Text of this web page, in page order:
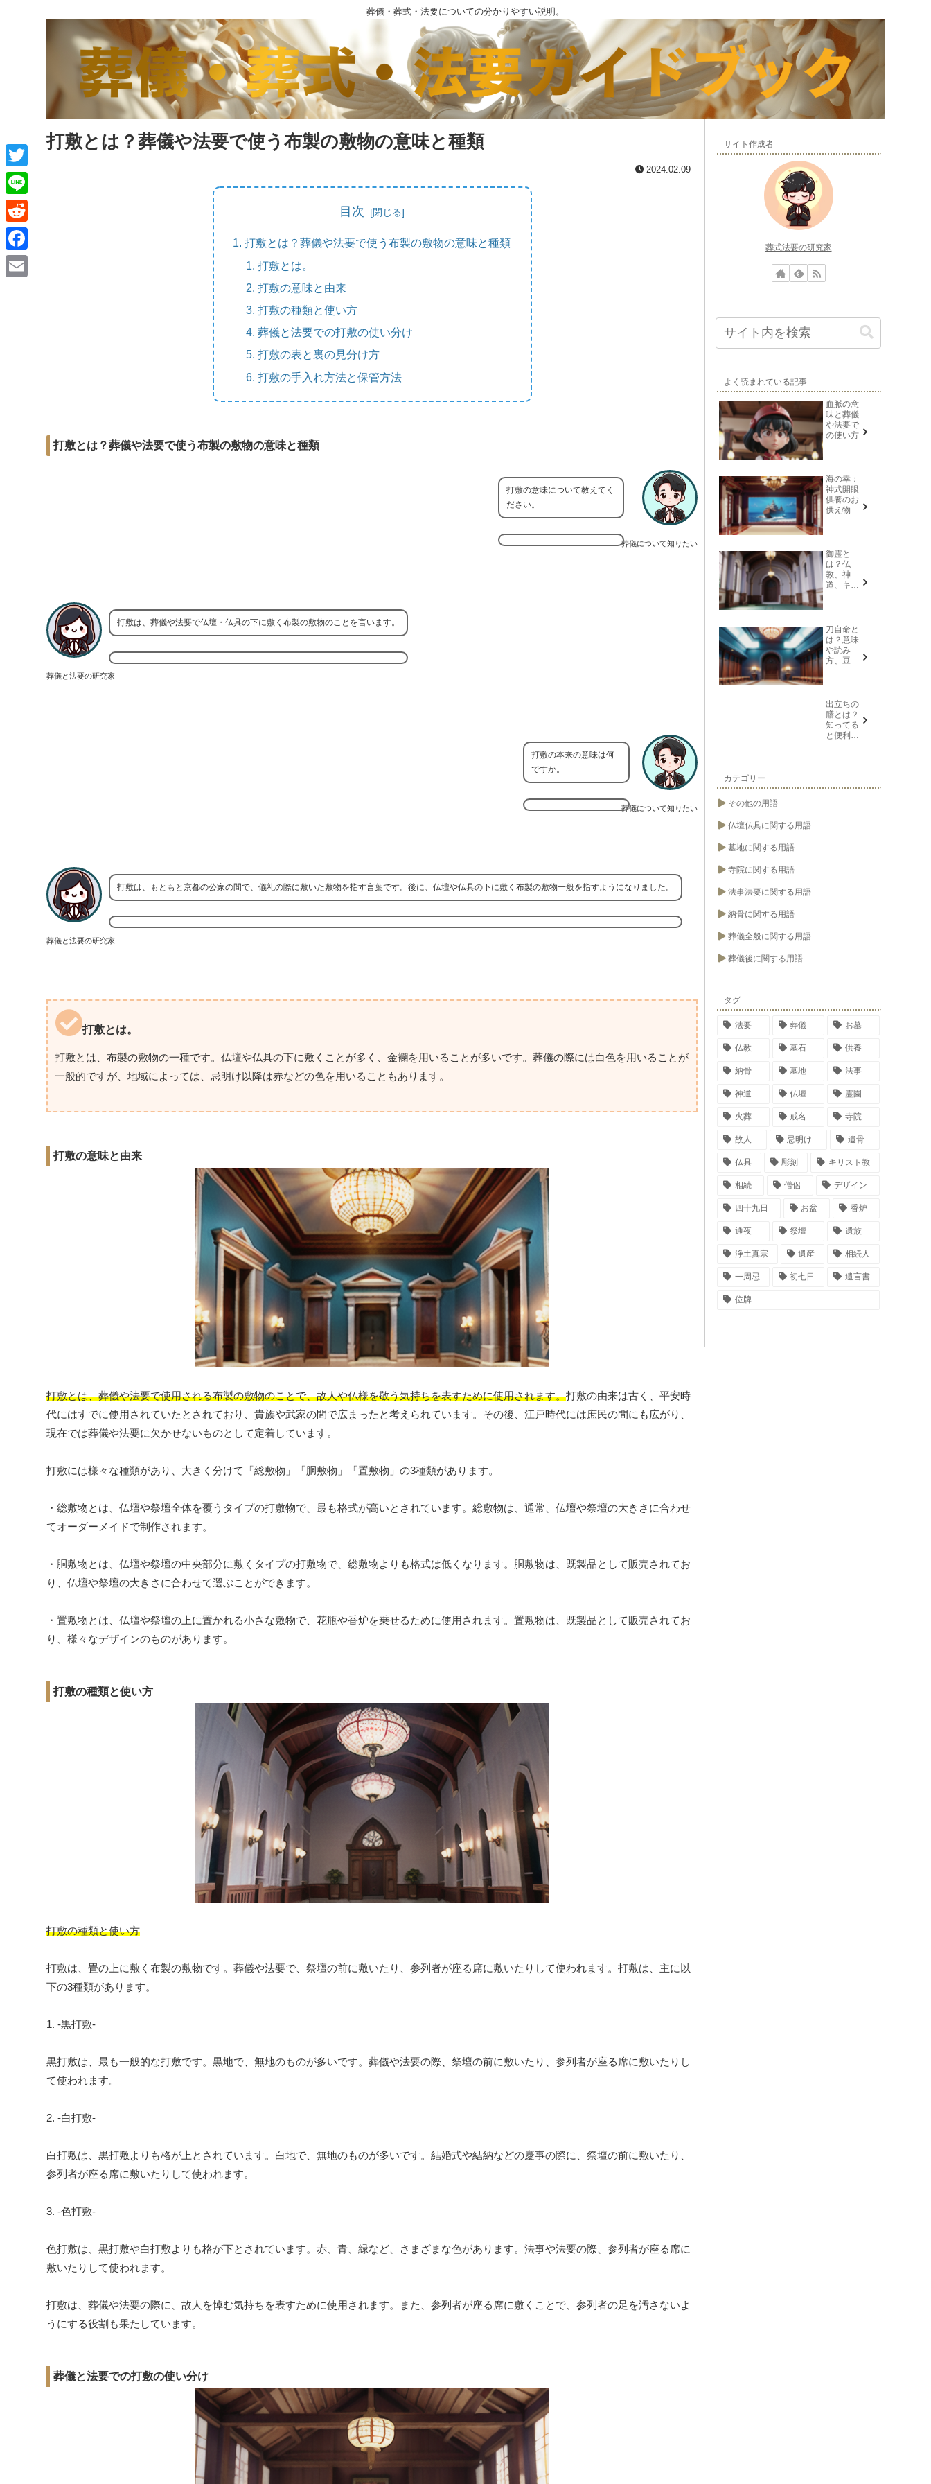
葬儀・葬式・法要についての分かりやすい説明。
打敷とは？葬儀や法要で使う布製の敷物の意味と種類
2024.02.09
目次
打敷とは？葬儀や法要で使う布製の敷物の意味と種類
打敷とは。
打敷の意味と由来
打敷の種類と使い方
葬儀と法要での打敷の使い分け
打敷の表と裏の見分け方
打敷の手入れ方法と保管方法
打敷とは？葬儀や法要で使う布製の敷物の意味と種類
葬儀について知りたい
打敷の意味について教えてく
ださい。
葬儀と法要の研究家
打敷は、葬儀や法要で仏壇・仏具の下に敷く布製の敷物のことを言います。
葬儀について知りたい
打敷の本来の意味は何
ですか。
葬儀と法要の研究家
打敷は、もともと京都の公家の間で、儀礼の際に敷いた敷物を指す言葉です。後に、仏壇や仏具の下に敷く布製の敷物一般を指すようになりました。
打敷とは。
打敷とは、布製の敷物の一種です。仏壇や仏具の下に敷くことが多く、金襴を用いることが多いです。葬儀の際には白色を用いることが
一般的ですが、地域によっては、忌明け以降は赤などの色を用いることもあります。
打敷の意味と由来
打敷とは、葬儀や法要で使用される布製の敷物のことで、故人や仏様を敬う気持ちを表すために使用されます。打敷の由来は古く、平安時
代にはすでに使用されていたとされており、貴族や武家の間で広まったと考えられています。その後、江戸時代には庶民の間にも広がり、
現在では葬儀や法要に欠かせないものとして定着しています。
打敷には様々な種類があり、大きく分けて「総敷物」「胴敷物」「置敷物」の3種類があります。
・総敷物とは、仏壇や祭壇全体を覆うタイプの打敷物で、最も格式が高いとされています。総敷物は、通常、仏壇や祭壇の大きさに合わせ
てオーダーメイドで制作されます。
・胴敷物とは、仏壇や祭壇の中央部分に敷くタイプの打敷物で、総敷物よりも格式は低くなります。胴敷物は、既製品として販売されてお
り、仏壇や祭壇の大きさに合わせて選ぶことができます。
・置敷物とは、仏壇や祭壇の上に置かれる小さな敷物で、花瓶や香炉を乗せるために使用されます。置敷物は、既製品として販売されてお
り、様々なデザインのものがあります。
打敷の種類と使い方
打敷の種類と使い方
打敷は、畳の上に敷く布製の敷物です。葬儀や法要で、祭壇の前に敷いたり、参列者が座る席に敷いたりして使われます。打敷は、主に以
下の3種類があります。
1. -黒打敷-
黒打敷は、最も一般的な打敷です。黒地で、無地のものが多いです。葬儀や法要の際、祭壇の前に敷いたり、参列者が座る席に敷いたりし
て使われます。
2. -白打敷-
白打敷は、黒打敷よりも格が上とされています。白地で、無地のものが多いです。結婚式や結納などの慶事の際に、祭壇の前に敷いたり、
参列者が座る席に敷いたりして使われます。
3. -色打敷-
色打敷は、黒打敷や白打敷よりも格が下とされています。赤、青、緑など、さまざまな色があります。法事や法要の際、参列者が座る席に
敷いたりして使われます。
打敷は、葬儀や法要の際に、故人を悼む気持ちを表すために使用されます。また、参列者が座る席に敷くことで、参列者の足を汚さないよ
うにする役割も果たしています。
葬儀と法要での打敷の使い分け
サイト作成者
葬式法要の研究家
よく読まれている記事
血脈の意
味と葬儀
や法要で
の使い方
海の幸：
神式開眼
供養のお
供え物
御霊と
は？仏
教、神
道、キリ
説
刀自命と
は？意味
や読み
方、豆知
出立ちの
膳とは？
知ってる
と便利な
カテゴリー
その他の用語
仏壇仏具に関する用語
墓地に関する用語
寺院に関する用語
法事法要に関する用語
納骨に関する用語
葬儀全般に関する用語
葬儀後に関する用語
タグ
法要 葬儀 お墓
仏教 墓石 供養
納骨 墓地 法事
神道 仏壇 霊園
火葬 戒名 寺院
故人 忌明け 遺骨
仏具 彫刻 キリスト教
相続 僧侶 デザイン
四十九日 お盆 香炉
通夜 祭壇 遺族
浄土真宗 遺産 相続人
一周忌 初七日 遺言書
位牌
T
w
i
t
L
i
n
e
R
e
d
F